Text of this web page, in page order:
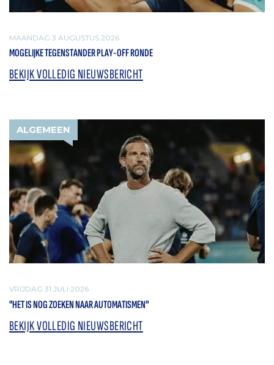
MAANDAG 3 AUGUSTUS 2026
MOGELIJKE TEGENSTANDER PLAY-OFF RONDE
BEKIJK VOLLEDIG NIEUWSBERICHT
ALGEMEEN
VRIJDAG 31 JULI 2026
"HET IS NOG ZOEKEN NAAR AUTOMATISMEN"
BEKIJK VOLLEDIG NIEUWSBERICHT